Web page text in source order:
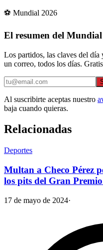
⚽ Mundial 2026
El resumen del
Los partidos, las claves del
un correo, todos los días.
Al suscribirte aceptas nuestro
baja cuando quieras.
Relacionadas
Deportes
Multan a Checo Pérez
los pits del Gran
17 de mayo de 2024·